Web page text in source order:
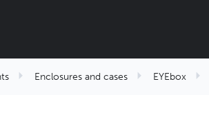
Enclosures and cases EYEbox